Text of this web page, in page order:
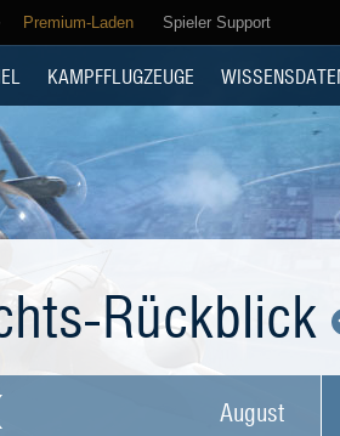
Premium-Laden Spieler Support
KAMPFFLUGZEUGE
Rückblick
August